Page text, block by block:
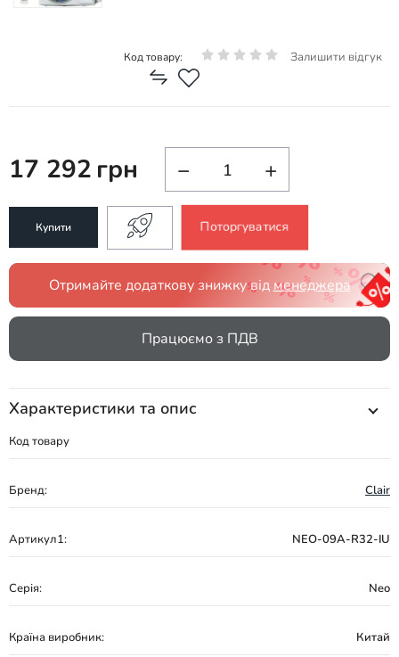
Код товару: Залишити відгук
17 292 грн − +
Купити Поторгуватися
Отримайте додаткову знижку від менеджера
Працюємо з ПДВ
Характеристики та опис
Код товару
Бренд: Clair
Артикул1: NEO-09A-R32-IU
Серія: Neo
Країна виробник: Китай